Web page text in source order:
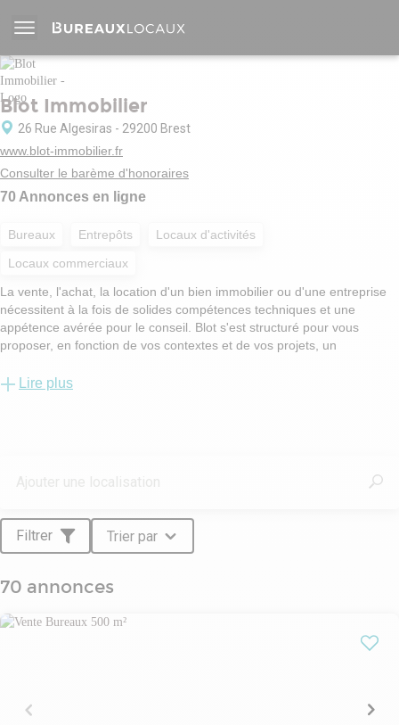
Blot Immobilier
26 Rue Algesiras - 29200 Brest
www.blot-immobilier.fr
Consulter le barème d'honoraires
70 Annonces en ligne
Bureaux Entrepôts
Locaux d'activités
Locaux commerciaux
La vente, l'achat, la location d'un bien immobilier ou d'une entreprise
nécessitent à la fois de solides compétences techniques et une
appétence avérée pour le conseil. Blot s'est structuré pour vous
proposer, en fonction de vos contextes et de vos projets, un
partenaire de confiance à proximité, une expertise spécifique ou un
Lire plus
Filtrer Trier par
70 annonces